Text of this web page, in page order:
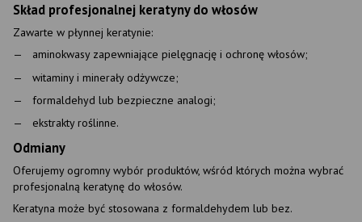
Skład profesjonalnej keratyny do włosów
Zawarte w płynnej keratynie:
aminokwasy zapewniające pielęgnację i ochronę włosów;
witaminy i minerały odżywcze;
formaldehyd lub bezpieczne analogi;
ekstrakty roślinne.
Odmiany
Oferujemy ogromny wybór produktów, wśród których można wybrać
profesjonalną keratynę do włosów.
Keratyna może być stosowana z formaldehydem lub bez.